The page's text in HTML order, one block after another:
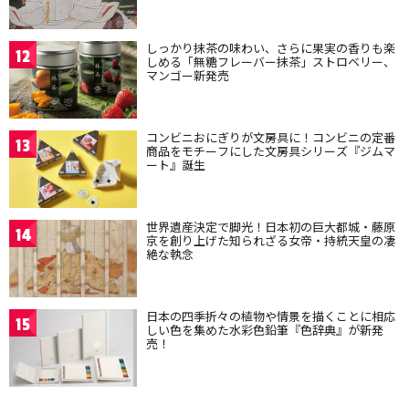
12 しっかり抹茶の味わい、さらに果実の香りも楽
しめる「無糖フレーバー抹茶」ストロベリー、
マンゴー新発売
13 コンビニおにぎりが文房具に！コンビニの定番
商品をモチーフにした文房具シリーズ『ジムマ
ート』誕生
14 世界遺産決定で脚光！日本初の巨大都城・藤原
京を創り上げた知られざる女帝・持統天皇の凄
絶な執念
15 日本の四季折々の植物や情景を描くことに相応
しい色を集めた水彩色鉛筆『色辞典』が新発
売！